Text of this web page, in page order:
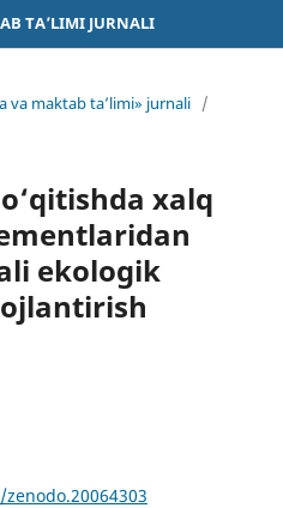
TA’LIMI JURNALI
va maktab ta’limi» jurnali /
xalq
ekologik